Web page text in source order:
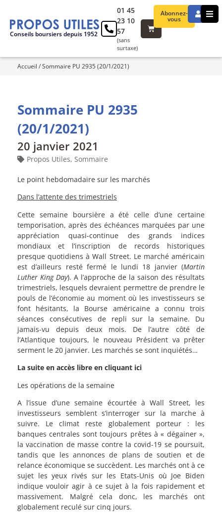
Conseils boursiers depuis 1952
Abonnez-
vous
01 45
23 10
57
(sans
surtaxe)
Accueil /Sommaire PU 2935 (20/1/2021)
Sommaire PU 2935
(20/1/2021)
20 janvier 2021
Propos Utiles, Sommaire
Le point hebdomadaire sur les marchés
Dans l’attente des trimestriels
Cette semaine boursière a été celle d’une certaine
temporisation, après des échéances marquées par une
appréciation quasi-continue des grands indices
mondiaux et l’inscription de records historiques
presque quotidiens à Wall Street. Le marché américain
est d’ailleurs resté fermé le lundi 18 janvier (Martin
Luther King Day). A l’approche de la saison des résultats
trimestriels, lesquels devraient permettre de prendre le
pouls de l’économie au moment où les investisseurs se
font hésitants, la Bourse américaine a connu trois
séances consécutives de repli sur la semaine. Du
jamais-vu depuis deux mois. De l’autre côté de
l’Atlantique toujours, le nouveau Président va prêter
serment le 20 janvier. Les marchés se sont inquiétés…
La suite en accès libre en cliquant ici
Les opérations de la semaine
A l’issue d’une semaine écourtée à Wall Street, les
investisseurs semblent s’interroger sur la marche à
suivre. Le climat reste globalement porteur : les
banques centrales sont toujours prêtes à « dégainer »,
la vaccination de masse contre la covid-19 se poursuit,
tandis que les annonces de plans de soutien et de
relance économique se succèdent. Les marchés ont à ce
sujet les yeux rivés sur les Etats-Unis où Joe Biden
indique vouloir agir à ce sujet à la fois rapidement et
massivement. Malgré cela donc, les marchés ont
globalement reculé sur cinq jours.